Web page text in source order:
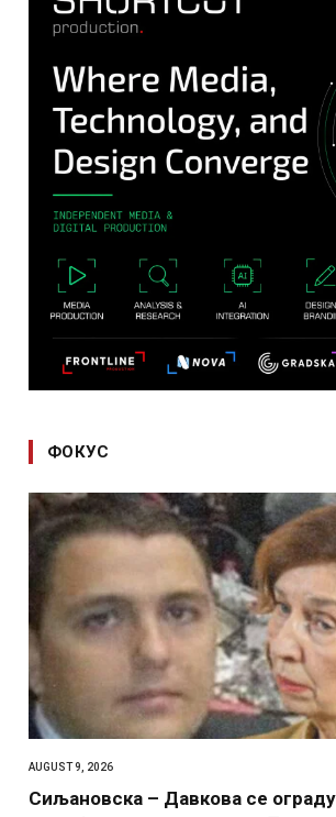
ФОКУС
AUGUST 9, 2026
Сиљановска – Давкова се